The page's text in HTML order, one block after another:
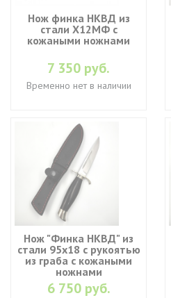
Нож финка НКВД из
стали Х12МФ с
кожаными ножнами
7 350 руб.
Временно нет в наличии
Нож "Финка НКВД" из
стали 95х18 с рукоятью
из граба с кожаными
ножнами
6 750 руб.